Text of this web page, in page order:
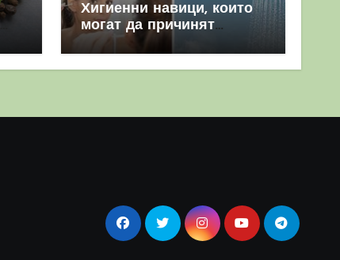
Хигиенни навици, които
могат да причинят
повече вреда, отколкото
полза